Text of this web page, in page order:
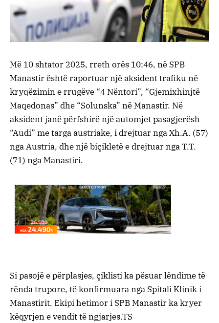
Më 10 shtator 2025, rreth orës 10:46, në SPB
Manastir është raportuar një aksident trafiku në
kryqëzimin e rrugëve “4 Nëntori”, “Gjemixhinjtë
Maqedonas” dhe “Solunska” në Manastir. Në
aksident janë përfshirë një automjet pasagjerësh
“Audi” me targa austriake, i drejtuar nga Xh.A. (57)
nga Austria, dhe një biçikletë e drejtuar nga T.T.
(71) nga Manastiri.
Si pasojë e përplasjes, çiklisti ka pësuar lëndime të
rënda trupore, të konfirmuara nga Spitali Klinik i
Manastirit. Ekipi hetimor i SPB Manastir ka kryer
këqyrjen e vendit të ngjarjes.TS